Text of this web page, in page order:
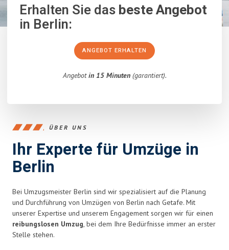
Erhalten Sie dasbeste Angebot
in Berlin:
ANGEBOT ERHALTEN
Angebotin 15 Minuten(garantiert).
ÜBER UNS
Ihr Experte für Umzüge in
Berlin
Bei Umzugsmeister Berlin sind wir spezialisiert auf die Planung
und Durchführung von Umzügen von Berlin nach Getafe. Mit
unserer Expertise und unserem Engagement sorgen wir für einen
reibungslosen Umzug, bei dem Ihre Bedürfnisse immer an erster
Stelle stehen.